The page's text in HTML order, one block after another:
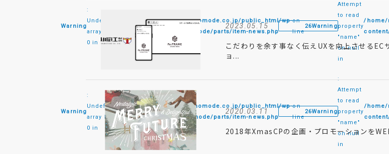
2023.05.15
Warning
:
Undefined
array key
0 in
/home/monomode/monomode.co.jp/public_html/wp-
content/themes/monomode/parts/item-news.php
on
line
26Warning
Attempt
to read
property
"name"
on null
in
/home/
こだわりを余す事なく伝えUXを向上させる
ョ...
2020.03.11
Warning
:
Undefined
array key
0 in
/home/monomode/monomode.co.jp/public_html/wp-
content/themes/monomode/parts/item-news.php
on
line
26Warning
:
Attempt
to read
property
"name"
on null
in
/home/
2018年XmasCPの企画・プロモーションを